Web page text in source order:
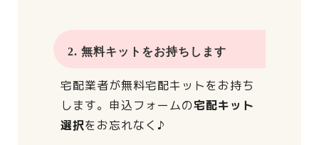
2. 無料キットをお持ちします
宅配業者が無料宅配キットをお持ち
します。 申込フォームの宅配キット
選択をお忘れなく♪